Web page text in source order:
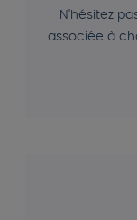
N'hésitez
associée à